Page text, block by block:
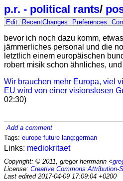
p.r. - political rants/
Edit RecentChanges Preferences
bevor ich noch dazu komm,
jämmerliches personal und die
letztlich einem europäischen
robert misik schon ähnliches,
Wir brauchen mehr Europa, viel
EU wird von einer visionslosen
02:30)
Add a comment
Tags: europe future lang:german
Links: mediokritaet
Copyright: © 2011, gregor herrmann <
License: Creative Commons Attribution-
Last edited 2017-04-09 17:09:04 +0200